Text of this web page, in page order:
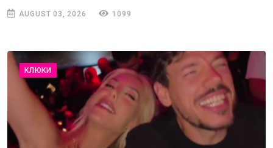
AUGUST 03, 2026 1099
КЛЮКИ